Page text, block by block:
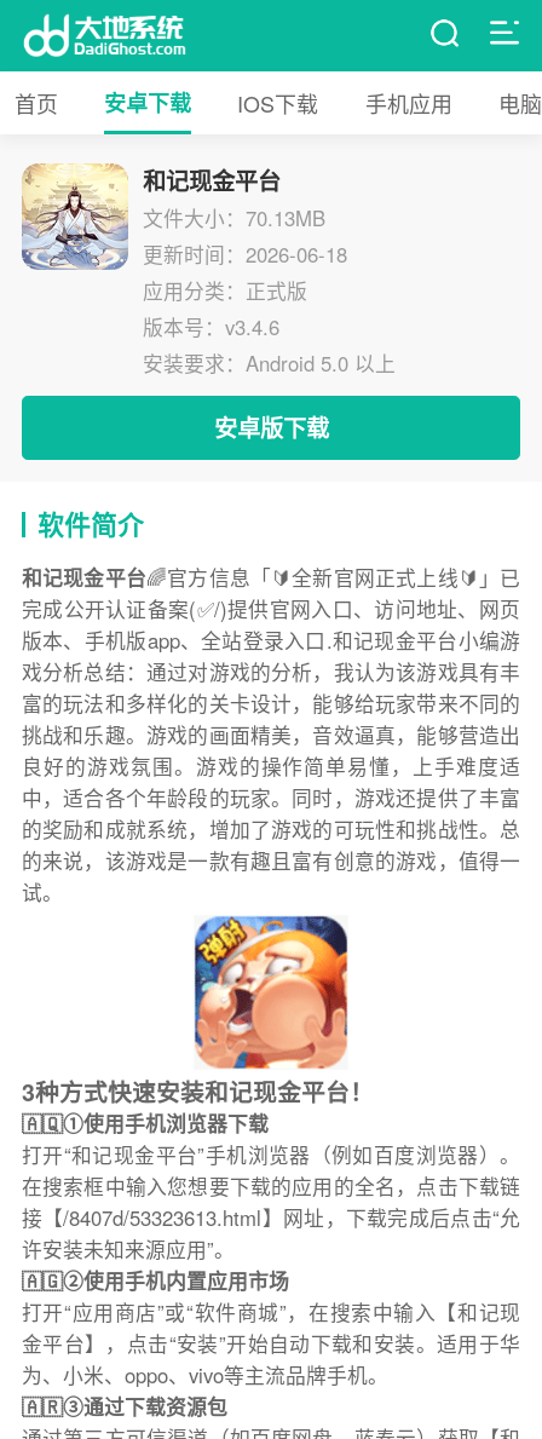
首页 安卓下载 IOS下载 手机应用 电
和记现金平台
文件大小：70.13MB
更新时间：2026-06-18
应用分类：正式版
版本号：v3.4.6
安装要求：Android 5.0 以上
安卓版下载
软件简介
和记现金平台🌈官方信息「🔰全新官网正式上线🔰」已
完成公开认证备案(✅/)提供官网入口、访问地址、网页
版本、手机版app、全站登录入口.和记现金平台小编游
戏分析总结：通过对游戏的分析，我认为该游戏具有丰
富的玩法和多样化的关卡设计，能够给玩家带来不同的
挑战和乐趣。游戏的画面精美，音效逼真，能够营造出
良好的游戏氛围。游戏的操作简单易懂，上手难度适
中，适合各个年龄段的玩家。同时，游戏还提供了丰富
的奖励和成就系统，增加了游戏的可玩性和挑战性。总
的来说，该游戏是一款有趣且富有创意的游戏，值得一
试。
3种方式快速安装和记现金平台！
🇦🇶①使用手机浏览器下载
打开“和记现金平台”手机浏览器（例如百度浏览器）。
在搜索框中输入您想要下载的应用的全名，点击下载链
接【/8407d/53323613.html】网址，下载完成后点击“允
许安装未知来源应用”。
🇦🇬②使用手机内置应用市场
打开“应用商店”或“软件商城”，在搜索中输入【和记现
金平台】，点击“安装”开始自动下载和安装。适用于华
为、小米、oppo、vivo等主流品牌手机。
🇦🇷③通过下载资源包